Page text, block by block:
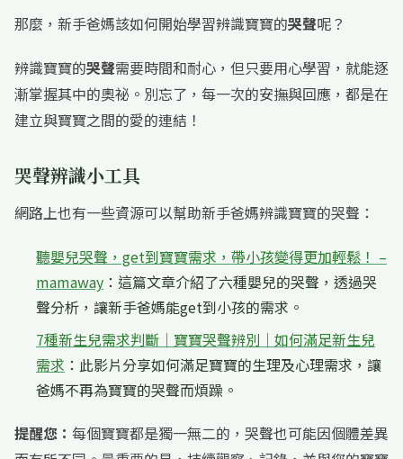
那麼，新手爸媽該如何開始學習辨識寶寶的哭聲呢？
辨識寶寶的哭聲需要時間和耐心，但只要用心學習，就能逐
漸掌握其中的奧祕。別忘了，每一次的安撫與回應，都是在
建立與寶寶之間的愛的連結！
哭聲辨識小工具
網路上也有一些資源可以幫助新手爸媽辨識寶寶的哭聲：
聽嬰兒哭聲，get到寶寶需求，帶小孩變得更加輕鬆！ –
mamaway ：這篇文章介紹了六種嬰兒的哭聲，透過哭
聲分析，讓新手爸媽能get到小孩的需求。
7種新生兒需求判斷｜寶寶哭聲辨別｜如何滿足新生兒
需求 ：此影片分享如何滿足寶寶的生理及心理需求，讓
爸媽不再為寶寶的哭聲而煩躁。
提醒您： 每個寶寶都是獨一無二的，哭聲也可能因個體差異